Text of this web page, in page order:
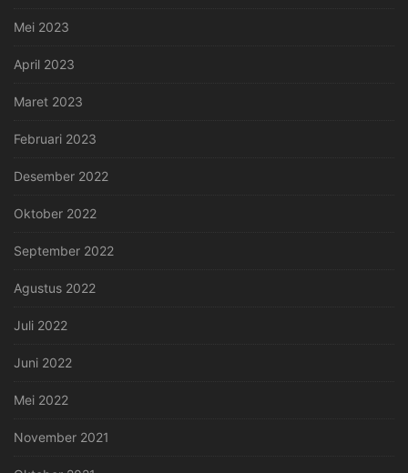
Mei 2023
April 2023
Maret 2023
Februari 2023
Desember 2022
Oktober 2022
September 2022
Agustus 2022
Juli 2022
Juni 2022
Mei 2022
November 2021